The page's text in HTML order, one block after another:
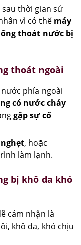
thời gian sử
vì có thể máy
ống thoát nước bị
thoát ngoài
phía ngoài
có nước chảy
gặp sự cố
, hoặc
làm lạnh.
bị khô da khó
cảm nhận là
khô da, khó chịu